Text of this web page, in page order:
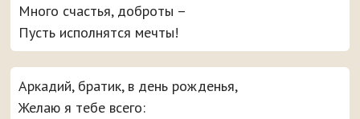
Много счастья, доброты –
Пусть исполнятся мечты!
Аркадий, братик, в день рожденья,
Желаю я тебе всего: